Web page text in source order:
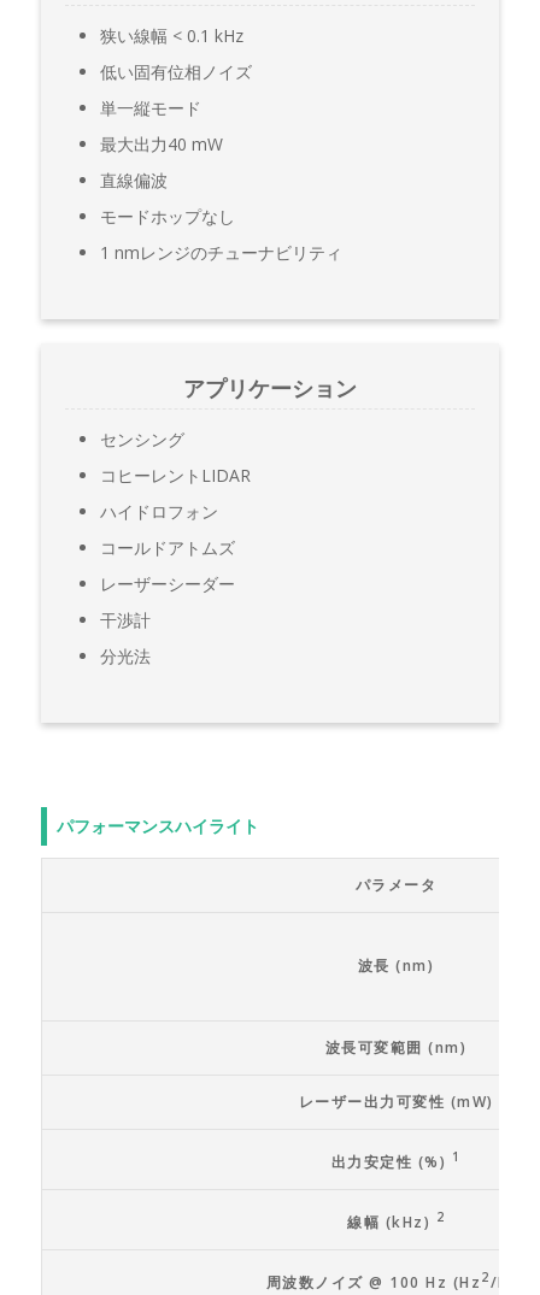
狭い線幅 < 0.1 kHz
低い固有位相ノイズ
単一縦モード
最大出力40 mW
直線偏波
モードホップなし
1 nmレンジのチューナビリティ
アプリケーション
センシング
コヒーレントLIDAR
ハイドロフォン
コールドアトムズ
レーザーシーダー
干渉計
分光法
パフォーマンスハイライト
パラメータ
波長 (nm)
波長可変範囲 (nm)
レーザー出力可変性 (mW)
出力安定性 (%) 1
線幅 (kHz) 2
周波数ノイズ @ 100 Hz (Hz 2/Hz)